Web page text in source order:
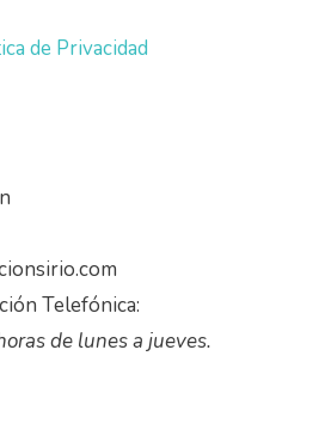
de Privacidad
Telefónica:
de lunes a jueves.